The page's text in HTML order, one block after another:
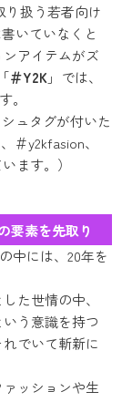
り扱う若者向け
いていなくと
アイテムがズ
＃Y2K 」では、
。
ュタグが付いた
＃y2kfasion、
ます。）
要素を先取り
中には、20年を
た世情の中、
う意識を持つ
でいて斬新に
ッションや生